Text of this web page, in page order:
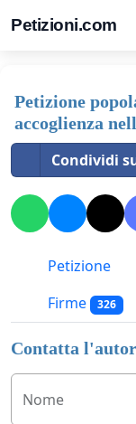
Petizioni.com
Petizione
accoglienza
Condividi
Petizione
Firme 326
Contatta
Nome